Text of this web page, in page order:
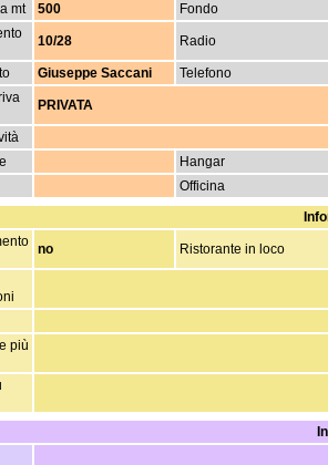
mt 500
Fondo
10/28 Radio
Giuseppe Saccani
Telefono
PRIVATA
Hangar
Officina
no Ristorante in loco
più